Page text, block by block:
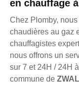
en chauffage
Chez Plomby,
chaudières au gaz
chauffagistes
nous offrons un
sur 7 et 24H / 24H à
commune de